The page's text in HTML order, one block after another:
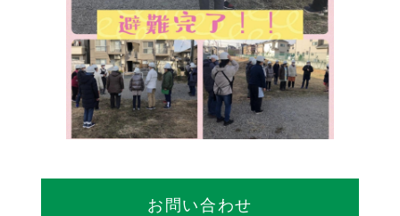
お問い合わせ